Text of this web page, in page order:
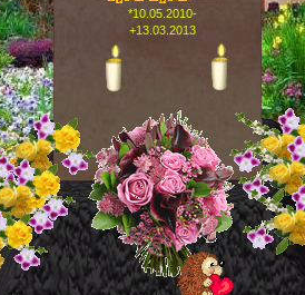
*10.05.2010-
+13.03.2013